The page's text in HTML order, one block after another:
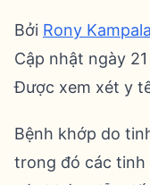
Bởi Rony
Cập nhật ngày
Được xem xét y
Bệnh khớp do
trong đó các tinh